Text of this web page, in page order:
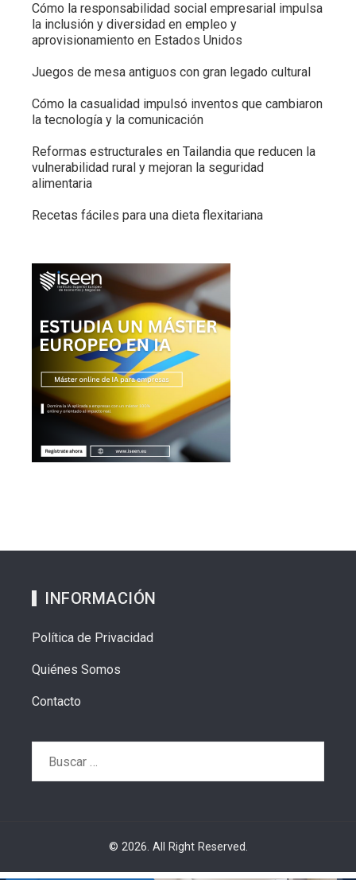
Cómo la responsabilidad social empresarial impulsa
la inclusión y diversidad en empleo y
aprovisionamiento en Estados Unidos
Juegos de mesa antiguos con gran legado cultural
Cómo la casualidad impulsó inventos que cambiaron
la tecnología y la comunicación
Reformas estructurales en Tailandia que reducen la
vulnerabilidad rural y mejoran la seguridad
alimentaria
Recetas fáciles para una dieta flexitariana
INFORMACIÓN
Política de Privacidad
Quiénes Somos
Contacto
© 2026. All Right Reserved.